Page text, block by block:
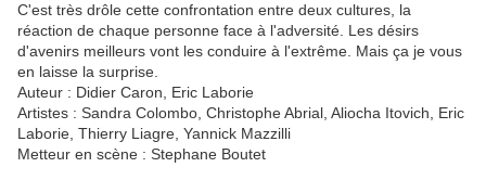
C'est très drôle cette confrontation entre deux cultures, la
réaction de chaque personne face à l'adversité. Les désirs
d'avenirs meilleurs vont les conduire à l'extrême. Mais ça je vous
en laisse la surprise.
Auteur : Didier Caron, Eric Laborie
Artistes : Sandra Colombo, Christophe Abrial, Aliocha Itovich, Eric
Laborie, Thierry Liagre, Yannick Mazzilli
Metteur en scène : Stephane Boutet